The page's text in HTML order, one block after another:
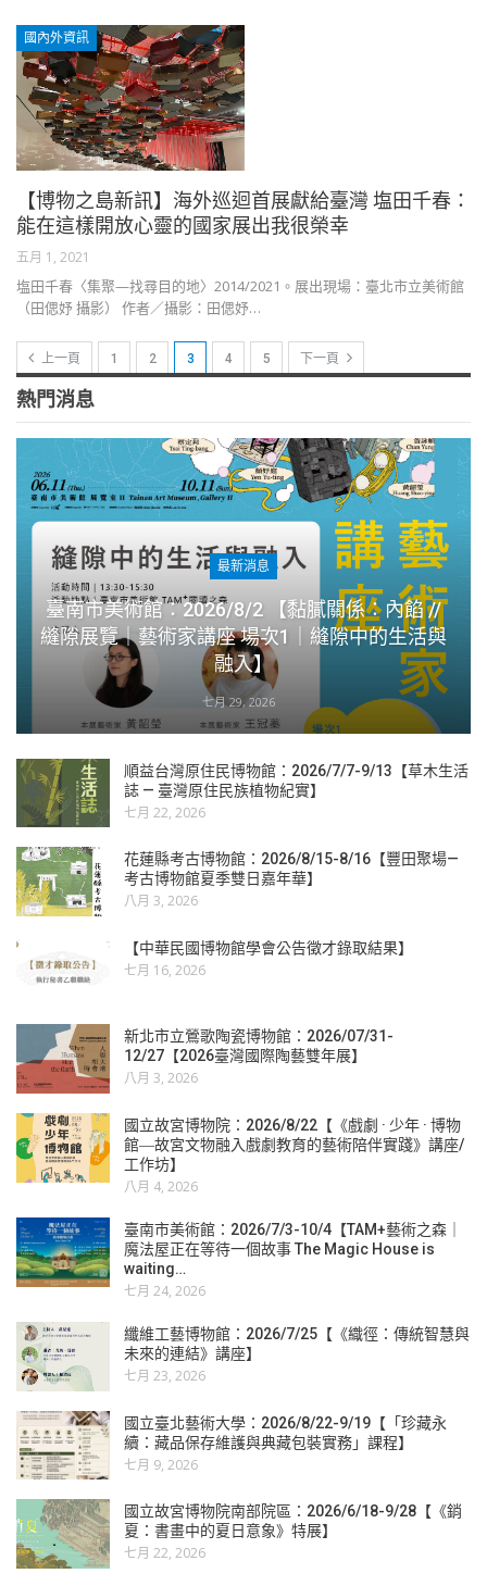
國內外資訊
【博物之島新訊】海外巡迴首展獻給臺灣 塩田千春：
能在這樣開放心靈的國家展出我很榮幸
五月 1, 2021
塩田千春〈集聚—找尋目的地〉2014/2021。展出現場：臺北市立美術館
（田偲妤 攝影） 作者／攝影：田偲妤…
上一頁 1 2 3 4 5 下一頁
熱門消息
最新消息
臺南市美術館：2026/8/2 【黏膩關係：內餡 //
縫隙展覽｜藝術家講座 場次1｜縫隙中的生活與
融入】
七月 29, 2026
順益台灣原住民博物館：2026/7/7-9/13【草木生活
誌 — 臺灣原住民族植物紀實】
七月 22, 2026
花蓮縣考古博物館：2026/8/15-8/16【豐田聚場—
考古博物館夏季雙日嘉年華】
八月 3, 2026
【中華民國博物館學會公告徵才錄取結果】
七月 16, 2026
新北市立鶯歌陶瓷博物館：2026/07/31-
12/27【2026臺灣國際陶藝雙年展】
八月 3, 2026
國立故宮博物院：2026/8/22【《戲劇 · 少年 · 博物
館―故宮文物融入戲劇教育的藝術陪伴實踐》講座/
工作坊】
八月 4, 2026
臺南市美術館：2026/7/3-10/4【TAM+藝術之森｜
魔法屋正在等待一個故事 The Magic House is
waiting…
七月 24, 2026
纖維工藝博物館：2026/7/25【《織徑：傳統智慧與
未來的連結》講座】
七月 23, 2026
國立臺北藝術大學：2026/8/22-9/19【「珍藏永
續：藏品保存維護與典藏包裝實務」課程】
七月 9, 2026
國立故宮博物院南部院區：2026/6/18-9/28【《銷
夏：書畫中的夏日意象》特展】
七月 22, 2026